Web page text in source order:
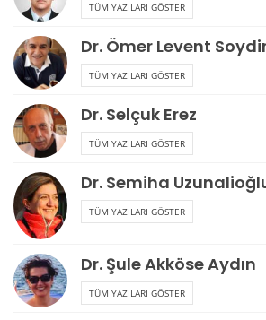
TÜM YAZILARI GÖSTER
Dr. Ömer Levent
TÜM YAZILARI GÖSTER
Dr. Selçuk Erez
TÜM YAZILARI GÖSTER
Dr. Semiha
TÜM YAZILARI GÖSTER
Dr. Şule Akköse Aydın
TÜM YAZILARI GÖSTER